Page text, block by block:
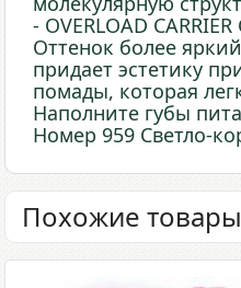
- OVERLOAD
Оттенок более
придает эстетику
помады, которая
Наполните губы
Номер 959 Светло-
Похожие товары